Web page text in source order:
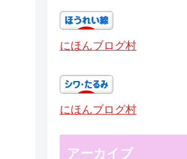
にほんブログ村
にほんブログ村
アーカイブ